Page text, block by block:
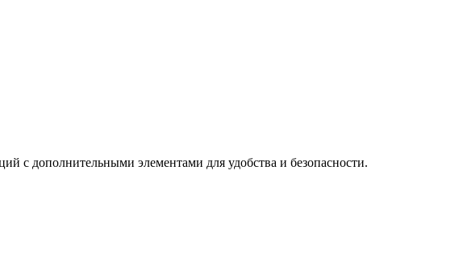
с дополнительными элементами для удобства и безопасности.